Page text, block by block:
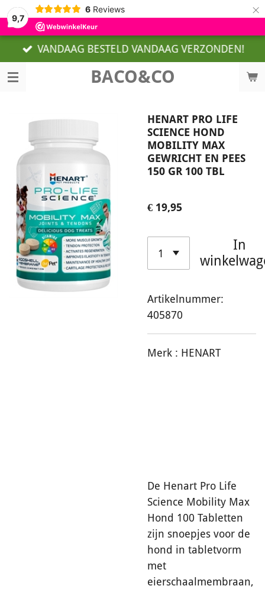
9,7
6 Reviews ×
BACO&CO
VANDAAG BESTELD VANDAAG VERZONDEN!
HENART PRO LIFE
SCIENCE HOND
MOBILITY MAX
GEWRICHT EN PEES
150 GR 100 TBL
€ 19,95
In
Artikelnummer:
405870
Merk : HENART
De Henart Pro Life
Science Mobility Max
Hond 100 Tabletten
zijn snoepjes voor de
hond in tabletvorm
met
eierschaalmembraan,